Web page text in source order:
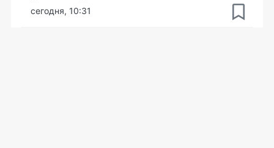
сегодня, 10:31